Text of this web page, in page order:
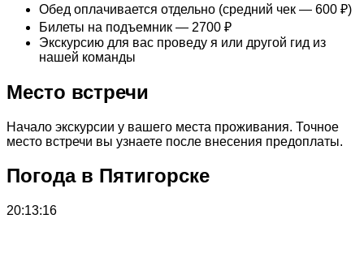
Обед оплачивается отдельно (средний чек — 600 ₽)
Билеты на подъемник — 2700 ₽
Экскурсию для вас проведу я или другой гид из
нашей команды
Место встречи
Начало экскурсии у вашего места проживания. Точное
место встречи вы узнаете после внесения предоплаты.
Погода в Пятигорске
20:13:16